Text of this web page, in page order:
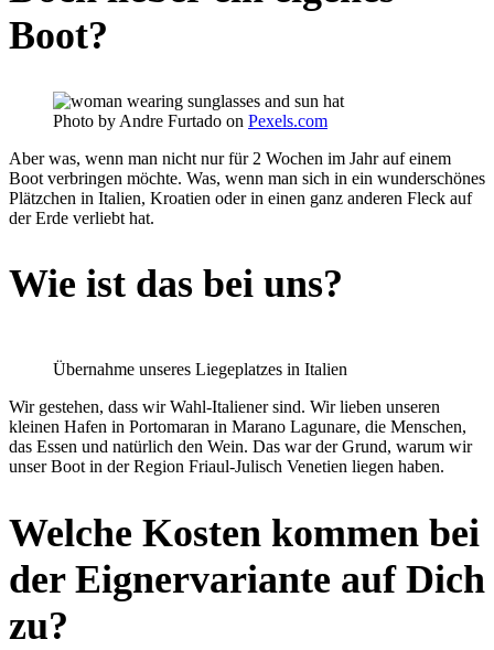
Boot?
Photo by Andre Furtado on Pexels.com
Aber was, wenn man nicht nur für 2 Wochen im Jahr auf einem
Boot verbringen möchte. Was, wenn man sich in ein wunderschönes
Plätzchen in Italien, Kroatien oder in einen ganz anderen Fleck auf
der Erde verliebt hat.
Wie ist das bei uns?
Übernahme unseres Liegeplatzes in Italien
Wir gestehen, dass wir Wahl-Italiener sind. Wir lieben unseren
kleinen Hafen in Portomaran in Marano Lagunare, die Menschen,
das Essen und natürlich den Wein. Das war der Grund, warum wir
unser Boot in der Region Friaul-Julisch Venetien liegen haben.
Welche Kosten kommen bei
der Eignervariante auf Dich
zu?